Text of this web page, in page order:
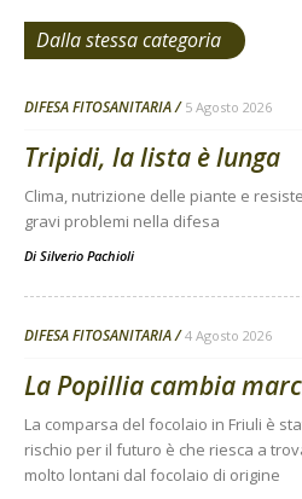
Dalla stessa categoria
DIFESA FITOSANITARIA 5 Agosto 2026
Tripidi, la lista è lunga
Clima, nutrizione delle piante e
gravi problemi nella difesa
Di Silverio Pachioli
DIFESA FITOSANITARIA 4 Agosto 2026
La Popillia cambia
La comparsa del focolaio in Friuli è
rischio per il futuro è che riesca a
molto lontani dal focolaio di origine